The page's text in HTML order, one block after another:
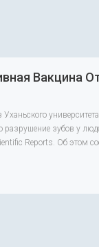
Вакцина
зубов у
Reports. Об этом